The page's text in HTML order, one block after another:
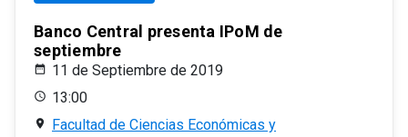
Banco Central presenta IPoM de
septiembre
11 de Septiembre de 2019
13:00
Facultad de Ciencias Económicas y